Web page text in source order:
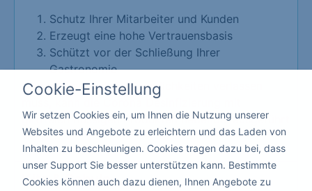
Schutz Ihrer Mitarbeiter und Kunden
Erzeugt eine hohe Vertrauensbasis
Schützt vor der Schließung Ihrer
Gastronomie
Da hier niemand die Räumlichkeiten verlassen
muss, kann die Corona Desinfizierung mit
giftfreien flüssigen Produkten nebenbei ausgeführt
werden.
Kita & Schule
Cookie-Einstellung
Wir setzen Cookies ein, um Ihnen die Nutzung unserer
Websites und Angebote zu erleichtern und das Laden von
Inhalten zu beschleunigen. Cookies tragen dazu bei, dass
unser Support Sie besser unterstützen kann. Bestimmte
Cookies können auch dazu dienen, Ihnen Angebote zu